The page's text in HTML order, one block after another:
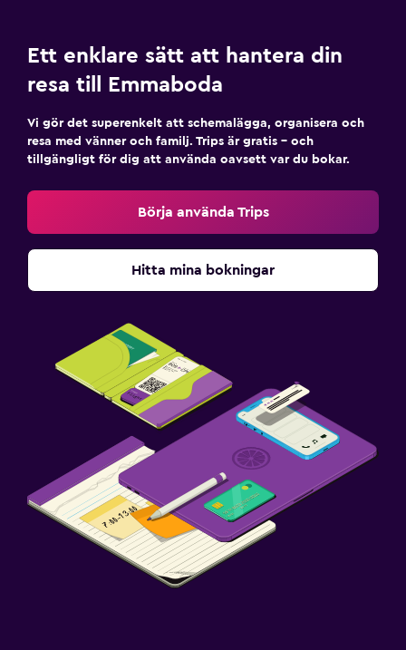
Restauranger
Minibar
Restaurang
Bar/lounge
Matbord
Utomhus matplats
Utomhusmöbler
Ett enklare sätt att hantera din
resa till Emmaboda
Vi gör det superenkelt att schemalägga, organisera och
resa med vänner och familj. Trips är gratis – och
tillgängligt för dig att använda oavsett var du bokar.
Börja använda Trips
Hitta mina bokningar